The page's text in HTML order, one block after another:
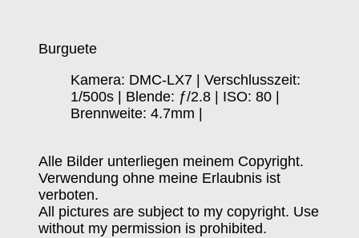
Burguete
Kamera: DMC-LX7 | Verschlusszeit:
1/500s | Blende: ƒ/2.8 | ISO: 80 |
Brennweite: 4.7mm |
Alle Bilder unterliegen meinem Copyright.
Verwendung ohne meine Erlaubnis ist
verboten.
All pictures are subject to my copyright. Use
without my permission is prohibited.